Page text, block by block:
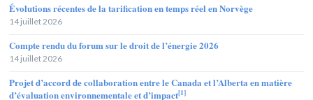
Évolutions récentes de la tarification en temps réel en Norvège
14 juillet 2026
Compte rendu du forum sur le droit de l’énergie 2026
14 juillet 2026
Projet d’accord de collaboration entre le Canada et l’Alberta en matière
d’évaluation environnementale et d’impact[1]